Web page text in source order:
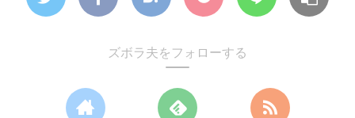
ズボラ夫をフォローする